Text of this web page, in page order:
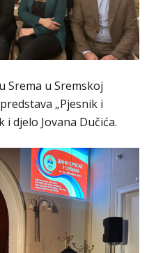
Srema u Sremskoj
„Pjesnik i
djelo Jovana Dučića.